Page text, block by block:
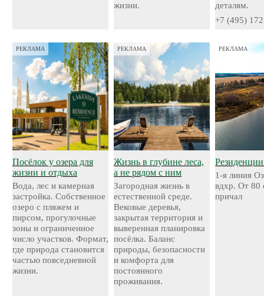
жизни.
деталям.
+7 (495)
РЕКЛАМА
Посёлок у озера для
жизни и отдыха
Вода, лес и камерная
застройка. Собственное
озеро с пляжем и
пирсом, прогулочные
зоны и ограниченное
число участков. Формат,
где природа становится
частью повседневной
жизни.
РЕКЛАМА
Жизнь в глубине леса,
а не рядом с ним
Загородная жизнь в
естественной среде.
Вековые деревья,
закрытая территория и
выверенная планировка
посёлка. Баланс
природы, безопасности
и комфорта для
постоянного
проживания.
РЕКЛАМА
1-я линия
вдхр. От 80
причал